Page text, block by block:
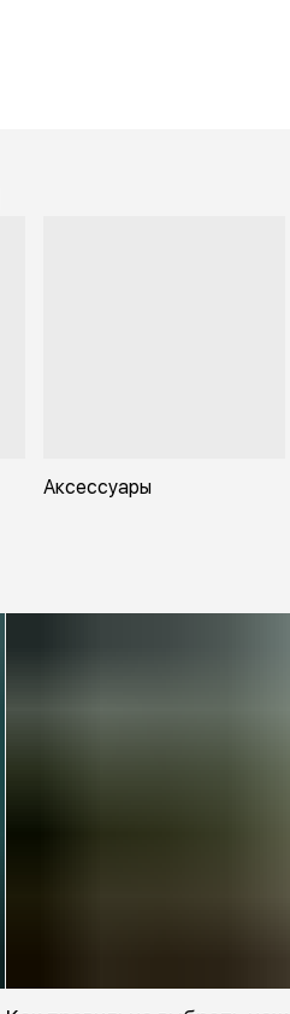
Аксессуары